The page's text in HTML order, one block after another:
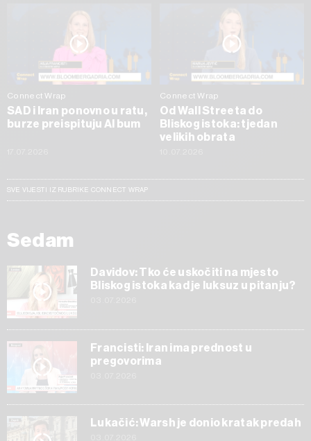
Connect Wrap
SAD i Iran ponovno u ratu,
burze preispituju AI bum
Connect Wrap
Od Wall Streeta do
Bliskog istoka: tjedan
velikih obrata
SVE VIJESTI IZ RUBRIKE CONNECT WRAP
Sedam
Davidov: Tko će uskočiti na mjesto
Bliskog istoka kad je luksuz u pitanju?
Francisti: Iran ima prednost u
pregovorima
Lukačić: Warsh je donio kratak predah